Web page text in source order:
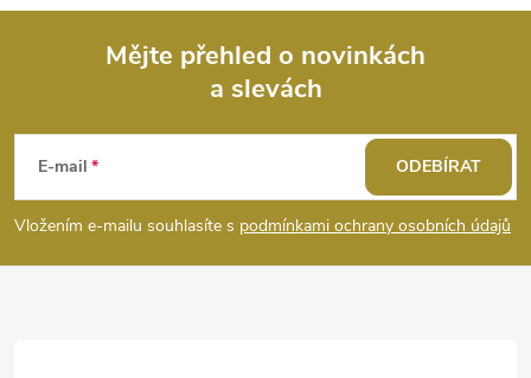
p
a
Mějte přehled o novinkách
a slevách
E-mail
Vložením e-mailu souhlasíte s podmínkami ochrany osobních údajů
ODEBÍRAT